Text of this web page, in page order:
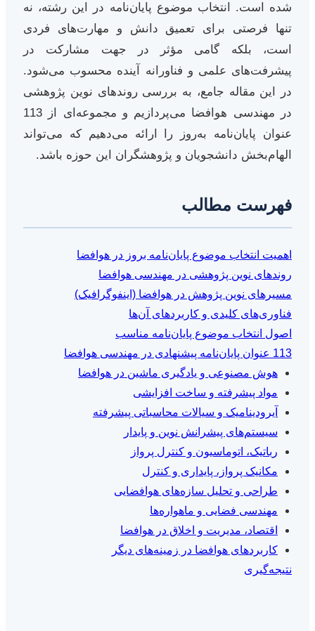
شده است. انتخاب موضوع پایان‌نامه در این رشته، نه
تنها فرصتی برای تعمیق دانش و مهارت‌های فردی
است، بلکه گامی مؤثر در جهت مشارکت در
پیشرفت‌های علمی و فناورانه آینده محسوب می‌شود.
در این مقاله جامع، به بررسی روندهای نوین پژوهشی
در مهندسی هوافضا می‌پردازیم و مجموعه‌ای از 113
عنوان پایان‌نامه به‌روز را ارائه می‌دهیم که می‌تواند
الهام‌بخش دانشجویان و پژوهشگران این حوزه باشد.
فهرست مطالب
اهمیت انتخاب موضوع پایان‌نامه بروز در هوافضا
روندهای نوین پژوهشی در مهندسی هوافضا
مسیرهای نوین پژوهش در هوافضا (اینفوگرافیک)
فناوری‌های کلیدی و کاربردهای آن‌ها
اصول انتخاب موضوع پایان‌نامه مناسب
113 عنوان پایان‌نامه پیشنهادی در مهندسی هوافضا
هوش مصنوعی و یادگیری ماشین در هوافضا
مواد پیشرفته و ساخت افزایشی
آیرودینامیک و سیالات محاسباتی پیشرفته
سیستم‌های پیشرانش نوین و پایدار
رباتیک، اتوماسیون و کنترل پرواز
مکانیک پرواز، پایداری و کنترل
طراحی و تحلیل سازه‌های هوافضایی
مهندسی فضایی و ماهواره‌ها
اقتصاد، مدیریت و اخلاق در هوافضا
کاربردهای هوافضا در زمینه‌های دیگر
نتیجه‌گیری